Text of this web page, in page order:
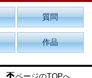
質問
作品